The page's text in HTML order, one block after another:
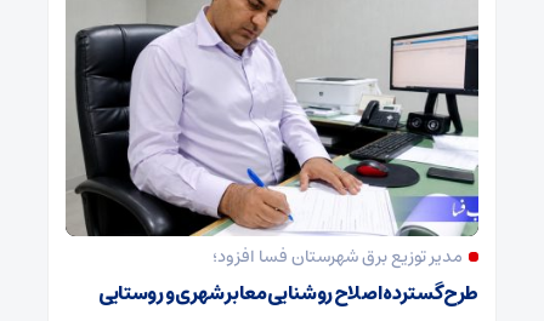
مدیر توزیع برق شهرستان فسا افزود؛
طرح گسترده اصلاح روشنایی معابر شهری و روستایی